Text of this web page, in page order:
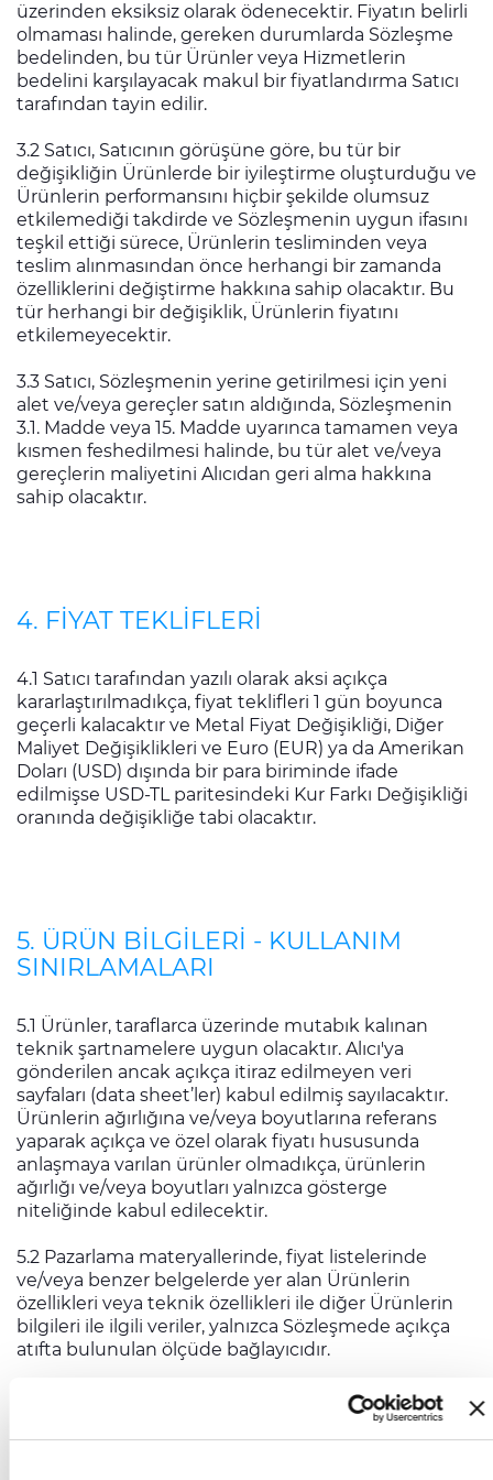
üzerinden eksiksiz olarak ödenecektir. Fiyatın belirli
olmaması halinde, gereken durumlarda Sözleşme
bedelinden, bu tür Ürünler veya Hizmetlerin
bedelini karşılayacak makul bir fiyatlandırma Satıcı
tarafından tayin edilir.
3.2 Satıcı, Satıcının görüşüne göre, bu tür bir
değişikliğin Ürünlerde bir iyileştirme oluşturduğu ve
Ürünlerin performansını hiçbir şekilde olumsuz
etkilemediği takdirde ve Sözleşmenin uygun ifasını
teşkil ettiği sürece, Ürünlerin tesliminden veya
teslim alınmasından önce herhangi bir zamanda
özelliklerini değiştirme hakkına sahip olacaktır. Bu
tür herhangi bir değişiklik, Ürünlerin fiyatını
etkilemeyecektir.
3.3 Satıcı, Sözleşmenin yerine getirilmesi için yeni
alet ve/veya gereçler satın aldığında, Sözleşmenin
3.1. Madde veya 15. Madde uyarınca tamamen veya
kısmen feshedilmesi halinde, bu tür alet ve/veya
gereçlerin maliyetini Alıcıdan geri alma hakkına
sahip olacaktır.
4. FİYAT TEKLİFLERİ
4.1 Satıcı tarafından yazılı olarak aksi açıkça
kararlaştırılmadıkça, fiyat teklifleri 1 gün boyunca
geçerli kalacaktır ve Metal Fiyat Değişikliği, Diğer
Maliyet Değişiklikleri ve Euro (EUR) ya da Amerikan
Doları (USD) dışında bir para biriminde ifade
edilmişse USD-TL paritesindeki Kur Farkı Değişikliği
oranında değişikliğe tabi olacaktır.
5. ÜRÜN BİLGİLERİ - KULLANIM
SINIRLAMALARI
5.1 Ürünler, taraflarca üzerinde mutabık kalınan
teknik şartnamelere uygun olacaktır. Alıcı'ya
gönderilen ancak açıkça itiraz edilmeyen veri
sayfaları (data sheet’ler) kabul edilmiş sayılacaktır.
Ürünlerin ağırlığına ve/veya boyutlarına referans
yaparak açıkça ve özel olarak fiyatı hususunda
anlaşmaya varılan ürünler olmadıkça, ürünlerin
ağırlığı ve/veya boyutları yalnızca gösterge
niteliğinde kabul edilecektir.
5.2 Pazarlama materyallerinde, fiyat listelerinde
ve/veya benzer belgelerde yer alan Ürünlerin
özellikleri veya teknik özellikleri ile diğer Ürünlerin
bilgileri ile ilgili veriler, yalnızca Sözleşmede açıkça
atıfta bulunulan ölçüde bağlayıcıdır.
5.3 Aksi kararlaştırılmadıkça, Alıcı her halükarda
kablo uzunlukları ve toplam tedarik miktarı için artı
veya eksi 3% toleranslarını kabul edecektir (şüpheye